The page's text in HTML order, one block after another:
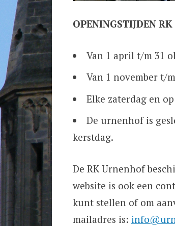
OPENINGSTIJDEN
Van 1 april t/m 31
Van 1 november t/
Elke zaterdag en
De urnenhof is
kerstdag.
De RK Urnenhof
website is ook een
kunt stellen of om
mailadres is: